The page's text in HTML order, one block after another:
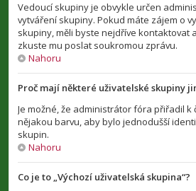
Vedoucí skupiny je obvykle určen
vytváření skupiny. Pokud máte zájem o
skupiny, měli byste nejdříve kontaktovat
zkuste mu poslat soukromou zprávu.
Nahoru
Proč mají některé uživatelské skupiny
Je možné, že administrátor fóra přiřadil k
nějakou barvu, aby bylo jednodušší
skupin.
Nahoru
Co je to „Výchozí uživatelská skupina“?